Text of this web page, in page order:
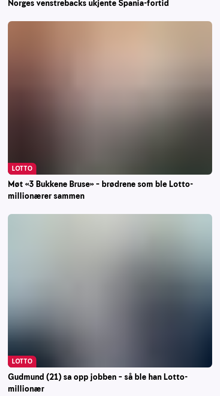
Norges venstrebacks ukjente Spania-fortid
Møt «3 Bukkene Bruse» – brødrene som ble Lotto-
millionærer sammen
LOTTO
Gudmund (21) sa opp jobben – så ble han Lotto-
millionær
LOTTO